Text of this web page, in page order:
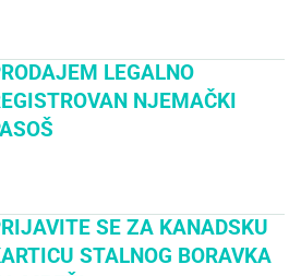
LEGALNO
NJEMAČKI
SE ZA KANADSKU
STALNOG BORAVKA